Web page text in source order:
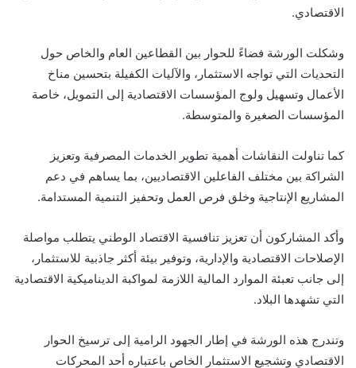
الاقتصادي.
وشكلت الورشة فضاءً للحوار بين القطاعين العام والخاص حول
التحديات التي تواجه الاستثمار، والآليات الكفيلة بتحسين مناخ
الأعمال وتسهيل ولوج المؤسسات الاقتصادية إلى التمويل، خاصة
المؤسسات الصغيرة والمتوسطة.
كما تناولت النقاشات أهمية تطوير الخدمات المصرفية وتعزيز
الشراكة بين مختلف الفاعلين الاقتصاديين، بما يساهم في دعم
المشاريع الإنتاجية وخلق فرص العمل وتحفيز التنمية المستدامة.
وأكد المشاركون أن تعزيز تنافسية الاقتصاد الوطني يتطلب مواصلة
الإصلاحات الاقتصادية والإدارية، وتوفير بيئة أكثر جاذبية للاستثمار،
إلى جانب تعبئة الموارد المالية اللازمة لمواكبة الديناميكية الاقتصادية
التي تشهدها البلاد.
وتندرج هذه الورشة في إطار الجهود الرامية إلى ترسيخ الحوار
الاقتصادي وتشجيع الاستثمار الخاص باعتباره أحد المحركات